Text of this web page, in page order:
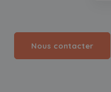
Nous contacter